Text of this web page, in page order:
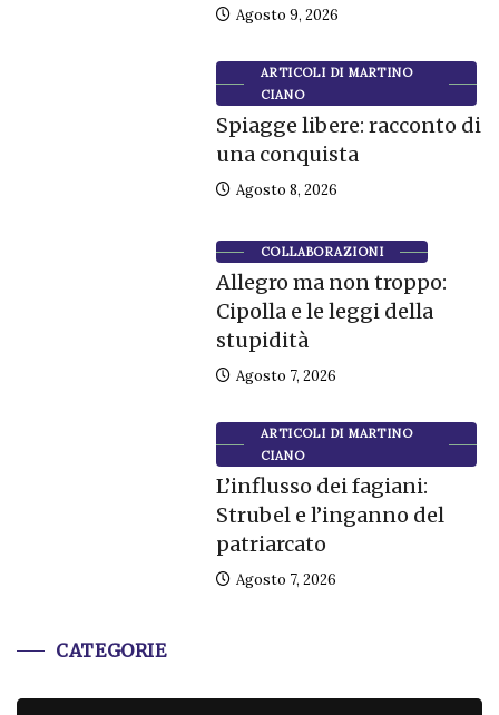
Agosto 9, 2026
ARTICOLI DI MARTINO
CIANO
Spiagge libere: racconto di
una conquista
Agosto 8, 2026
COLLABORAZIONI
Allegro ma non troppo:
Cipolla e le leggi della
stupidità
Agosto 7, 2026
ARTICOLI DI MARTINO
CIANO
L’influsso dei fagiani:
Strubel e l’inganno del
patriarcato
Agosto 7, 2026
CATEGORIE